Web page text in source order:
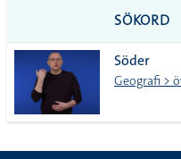
till
alla i
lista
SÖKORD
Söder
Geografi >